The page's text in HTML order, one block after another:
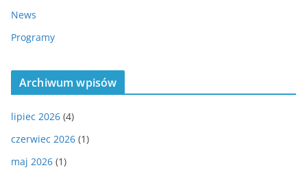
News
Programy
Archiwum wpisów
lipiec 2026 (4)
czerwiec 2026 (1)
maj 2026 (1)